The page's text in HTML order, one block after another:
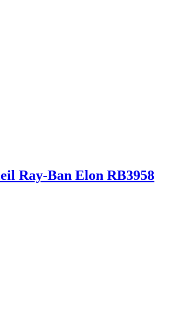
Ray-Ban Elon RB3958